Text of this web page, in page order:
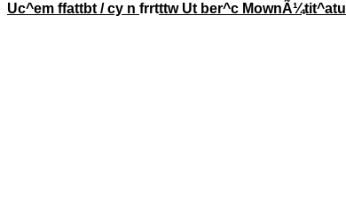
Uc^em ffattbt / cy n frrtttw Ut ber^c MownÃ¼tit^atu